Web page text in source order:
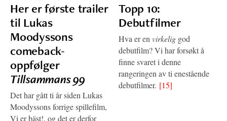
Her er første trailer
til Lukas
Moodyssons
comeback-
oppfølger
Tillsammans 99
Det har gått ti år siden Lukas
Moodyssons forrige spillefilm,
Vi er bäst!, og det er derfor
Topp 10:
Debutfilmer
Hva er envirkelig god
debutfilm? Vi har forsøkt å
finne svaret i denne
rangeringen av ti enestående
debutfilmer. [15]